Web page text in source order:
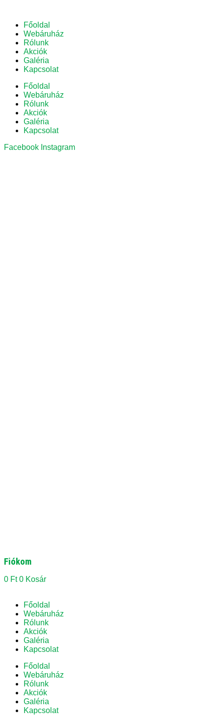
Főoldal
Webáruház
Rólunk
Akciók
Galéria
Kapcsolat
Főoldal
Webáruház
Rólunk
Akciók
Galéria
Kapcsolat
Facebook Instagram
Fiókom
0 Ft 0 Kosár
Főoldal
Webáruház
Rólunk
Akciók
Galéria
Kapcsolat
Főoldal
Webáruház
Rólunk
Akciók
Galéria
Kapcsolat